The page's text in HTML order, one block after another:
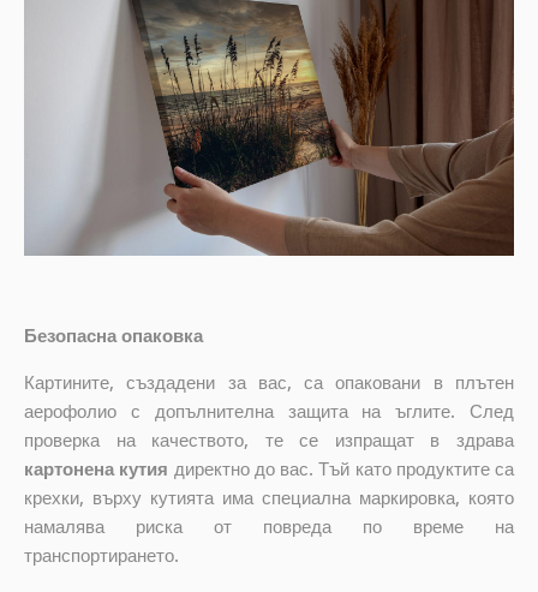
Безопасна опаковка
Картините, създадени за вас, са опаковани в плътен
аерофолио с допълнителна защита на ъглите. След
проверка на качеството, те се изпращат в здрава
картонена кутия директно до вас. Тъй като продуктите са
крехки, върху кутията има специална маркировка, която
намалява риска от повреда по време на
транспортирането.